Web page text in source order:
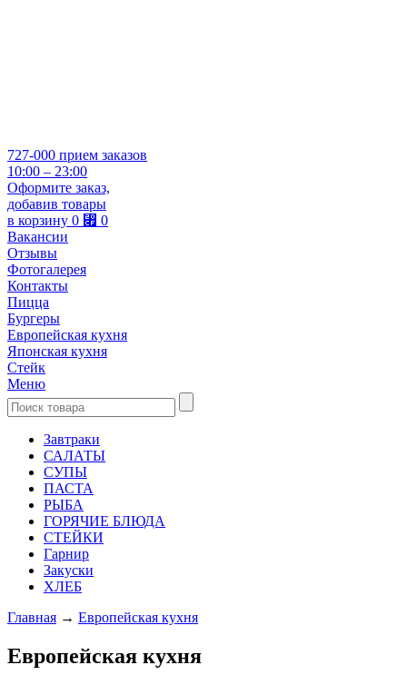
727-000 прием заказов
10:00 – 23:00
Оформите заказ,
добавив товары
в корзину 0 ⃏ 0
Вакансии
Отзывы
Фотогалерея
Контакты
Пицца
Бургеры
Европейская кухня
Японская кухня
Стейк
Меню
Завтраки
САЛАТЫ
СУПЫ
ПАСТА
РЫБА
ГОРЯЧИЕ БЛЮДА
СТЕЙКИ
Гарнир
Закуски
ХЛЕБ
Главная → Европейская кухня
Европейская кухня